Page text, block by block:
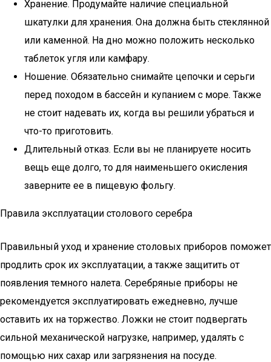
Хранение. Продумайте наличие специальной
шкатулки для хранения. Она должна быть стеклянной
или каменной. На дно можно положить несколько
таблеток угля или камфару.
Ношение. Обязательно снимайте цепочки и серьги
перед походом в бассейн и купанием с море. Также
не стоит надевать их, когда вы решили убраться и
что-то приготовить.
Длительный отказ. Если вы не планируете носить
вещь еще долго, то для наименьшего окисления
заверните ее в пищевую фольгу.
Правила эксплуатации столового серебра
Правильный уход и хранение столовых приборов поможет
продлить срок их эксплуатации, а также защитить от
появления темного налета. Серебряные приборы не
рекомендуется эксплуатировать ежедневно, лучше
оставить их на торжество. Ложки не стоит подвергать
сильной механической нагрузке, например, удалять с
помощью них сахар или загрязнения на посуде.